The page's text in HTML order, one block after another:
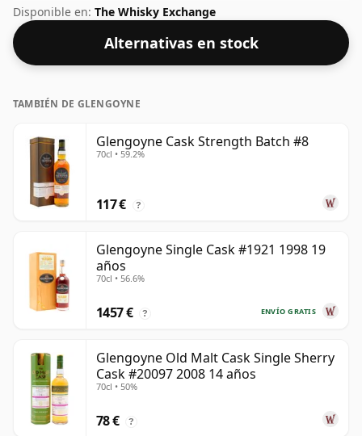
una o dos gotas de agua decente a este whisky para
realzar la textura y abrir el espíritu.
Disponible en: The Whisky Exchange
Alternativas en stock
TAMBIÉN DE GLENGOYNE
Glengoyne Cask Strength Batch #8
70cl • 59.2%
117 € ?
Glengoyne Single Cask #1921 1998 19
años
70cl • 56.6%
ENVÍO GRATIS
1457 € ?
Glengoyne Old Malt Cask Single Sherry
Cask #20097 2008 14 años
70cl • 50%
78 € ?